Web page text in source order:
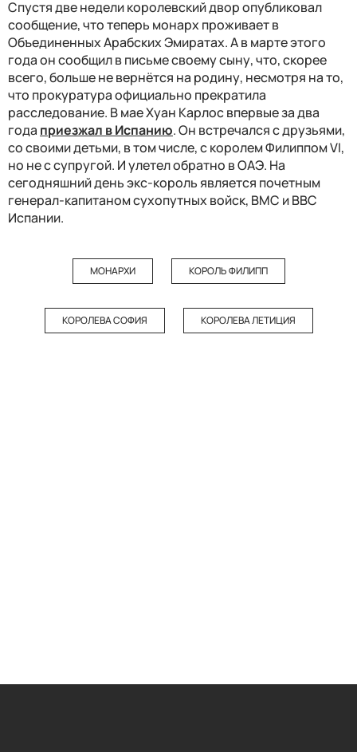
Спустя две недели королевский двор опубликовал
сообщение, что теперь монарх проживает в
Объединенных Арабских Эмиратах. А в марте этого
года он сообщил в письме своему сыну, что, скорее
всего, больше не вернётся на родину, несмотря на то,
что прокуратура официально прекратила
расследование. В мае Хуан Карлос впервые за два
года приезжал в Испанию. Он встречался с друзьями,
со своими детьми, в том числе, с королем Филиппом VI,
но не с супругой. И улетел обратно в ОАЭ. На
сегодняшний день экс-король является почетным
генерал-капитаном сухопутных войск, ВМС и ВВС
Испании.
МОНАРХИ КОРОЛЬ ФИЛИПП
КОРОЛЕВА СОФИЯ КОРОЛЕВА ЛЕТИЦИЯ